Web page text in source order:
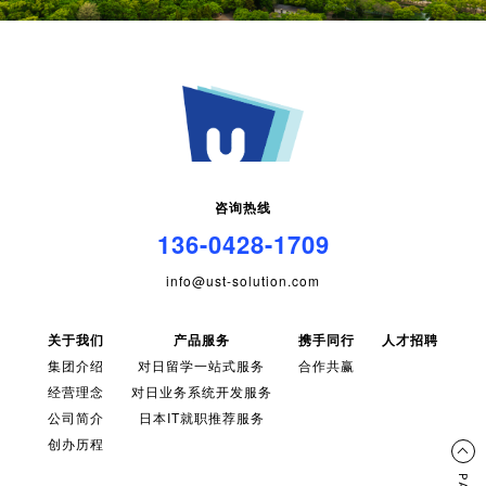
咨询热线
136-0428-1709
info@ust-solution.com
关于我们
集团介绍
经营理念
公司简介
创办历程
产品服务
对日留学一站式服务
对日业务系统开发服务
日本IT就职推荐服务
携手同行
合作共赢
人才招聘